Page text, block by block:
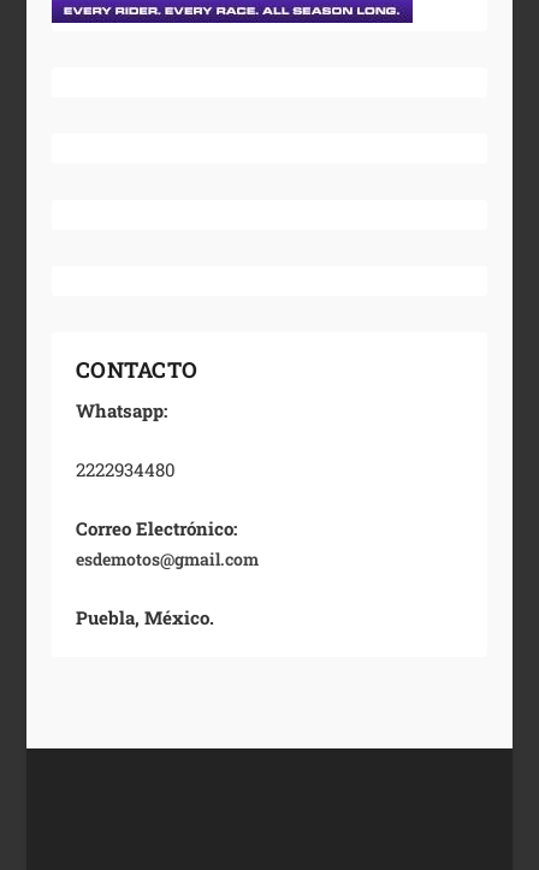
CONTACTO
Whatsapp:
2222934480
Correo Electrónico:
esdemotos@gmail.com
Puebla, México.